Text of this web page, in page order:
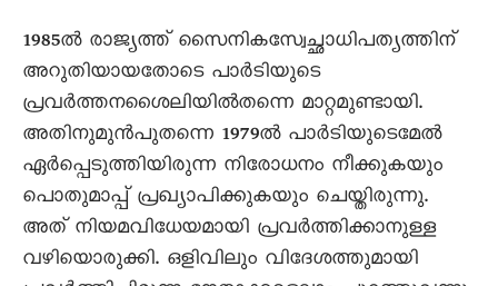
1985ല്‍ രാജ്യത്ത് സൈനികസ്വേച്ഛാധിപത്യത്തിന്
അറുതിയായതോടെ പാര്‍ടിയുടെ
പ്രവര്‍ത്തനശൈലിയില്‍തന്നെ മാറ്റമുണ്ടായി.
അതിനുമുന്‍പുതന്നെ 1979ല്‍ പാര്‍ടിയുടെമേല്‍
ഏര്‍പ്പെടുത്തിയിരുന്ന നിരോധനം നീക്കുകയും
പൊതുമാപ്പ് പ്രഖ്യാപിക്കുകയും ചെയ്തിരുന്നു.
അത് നിയമവിധേയമായി പ്രവര്‍ത്തിക്കാനുള്ള
വഴിയൊരുക്കി. ഒളിവിലും വിദേശത്തുമായി